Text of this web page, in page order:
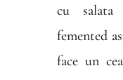
cu salata
femented
face un